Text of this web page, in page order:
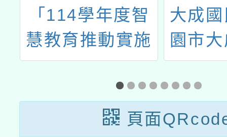
「114學年度智
慧教育推動實施
計畫」辦理教師
及行政人員增能
研習
大成
園市
育及
理114
教
頁面